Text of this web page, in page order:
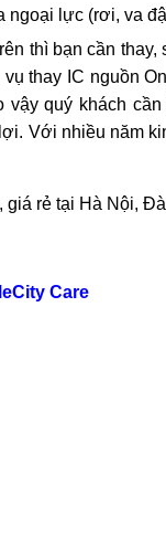
gặp nhất của
động được.
nguồn, khởi động
thay IC nguồn
Với nhiều năm
rẻ tại Hà Nội, Đà